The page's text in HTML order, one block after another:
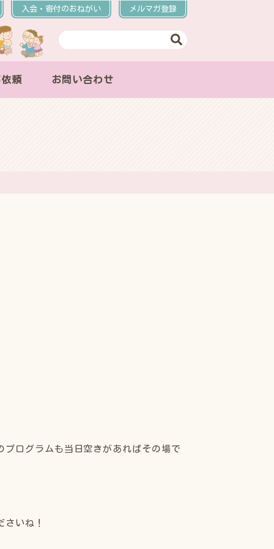
入会・寄付のおねがい メルマガ登録
頼 お問い合わせ
ログラムも当日空きがあればその場で
いね！